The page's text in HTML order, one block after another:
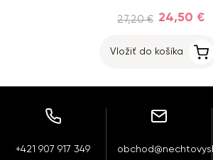
27,20 € 24,50 €
Vložiť do košíka
+421 907 917 349